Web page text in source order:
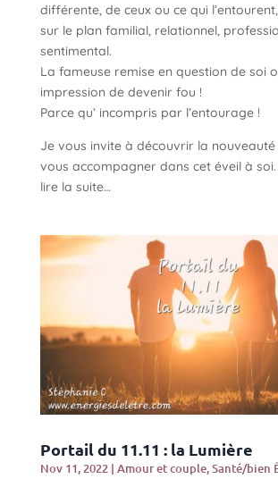
différente, de ceux ou ce qui
sur le plan familial, relationnel,
sentimental.
La fameuse remise en question de soi
impression de devenir fou !
Parce qu’ incompris par l’entourage !
Je vous invite à découvrir la
vous accompagner dans cet éveil à soi.
lire la suite…
Portail du 11.11 : la Lumière
Nov 11, 2022| Amour et couple,Santé/bien